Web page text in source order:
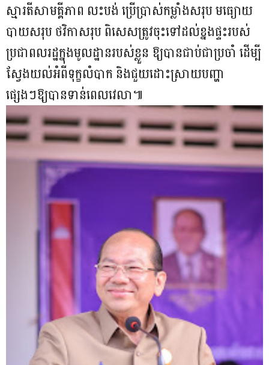
ស្មារតីសាមគ្គីភាព លះបង់ ប្រើប្រាស់កម្លាំងសរុប មធ្យោយ
បាយសរុប ថវិកាសរុប ពិសេសត្រូវចុះទៅដល់ខ្នងផ្ទះរបស់
ប្រជាពលរដ្ឋក្នុងមូលដ្ឋានរបស់ខ្លួន ឱ្យបានជាប់ជាប្រចាំ ដើម្បី
ស្វែងយល់អំពីទុក្ខលំបាក និងជួយដោះស្រាយបញ្ហា
ផ្សេងៗឱ្យបានទាន់ពេលវេលា៕